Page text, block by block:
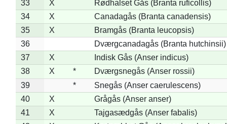
33
X
Rødhalset Gås (Branta ruficollis)
34
X
Canadagås (Branta canadensis)
35
X
Bramgås (Branta leucopsis)
36
Dværgcanadagås (Branta hutchinsii)
37
X
Indisk Gås (Anser indicus)
38
X *
Dværgsnegås (Anser rossii)
39
*
Snegås (Anser caerulescens)
40
X
Grågås (Anser anser)
41
X
Tajgasædgås (Anser fabalis)